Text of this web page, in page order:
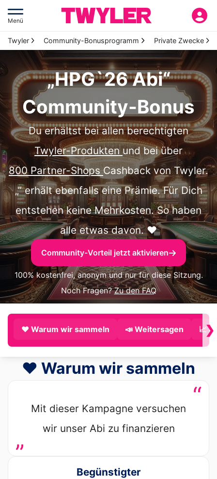
Menü
Twyler Community-Bonusprogramm Private Zwecke
„HPG`26 Abi“
Community-Bonus
Du erhältst bei allen berechtigten
Twyler-Produktenund bei über
800 Partner-ShopsCashback von Twyler.
„” erhält ebenfalls eine Prämie. Für Dich
entstehen keine Mehrkosten. So haben
alle etwas davon. ❤️
Community-Vorteil jetzt aktivieren
100% kostenfrei, anonym und nur für diese Sitzung.
Noch Fragen?Zu den FAQ
❤️ Warum wir sammeln 📣 Weitersagen 📈❯
❤️ Warum wir sammeln
„
“
Mit dieser Kampagne versuchen
wir unser Abi zu finanzieren
Begünstigter